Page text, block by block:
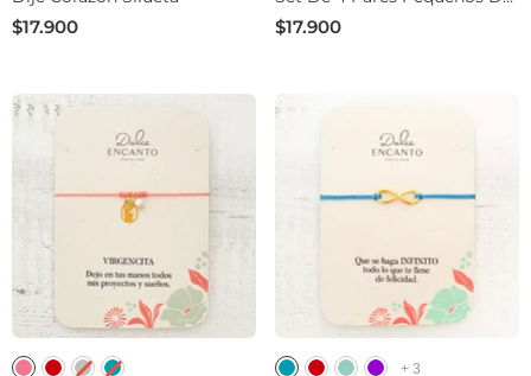
$17.900
Cuñas Mariposas Para Topos
$17.900
+ 3